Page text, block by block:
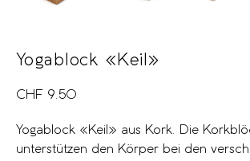
Yogablock «Keil»
CHF 9.50
Yogablock «Keil» aus Kork. Die
unterstützen den Körper bei den